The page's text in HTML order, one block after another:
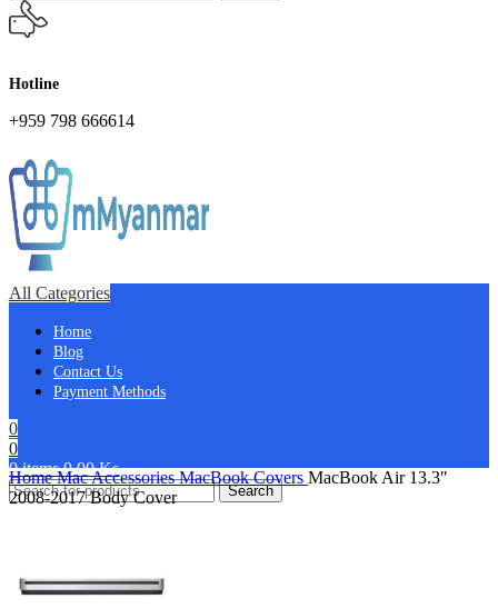
Hotline
+959 798 666614
All Categories
Home
Blog
Contact Us
Payment Methods
0
0
0items 0.00Ks
Search
HomeMac AccessoriesMacBook Covers MacBook Air 13.3″
2008-2017 Body Cover